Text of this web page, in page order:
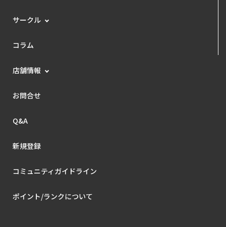
サークル
コラム
店舗情報
お問合せ
Q&A
新規登録
コミュニティガイドライン
ポイント/ランクについて